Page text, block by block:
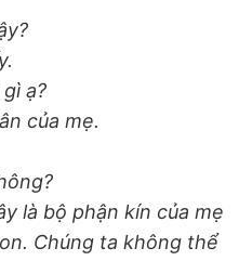
ạ?
của mẹ.
là bộ phận kín của mẹ
Chúng ta không thể